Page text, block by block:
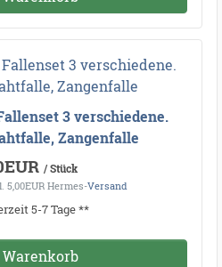
3 verschiedene.
Zangenfalle
/ Stück
5,00EUR Hermes-Versand
5-7 Tage **
Warenkorb